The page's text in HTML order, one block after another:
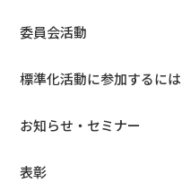
委員会活動
標準化活動に参加するには
お知らせ・セミナー
表彰